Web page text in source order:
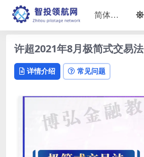
许超2021年8月极简式交易法
详情介绍 常见问题